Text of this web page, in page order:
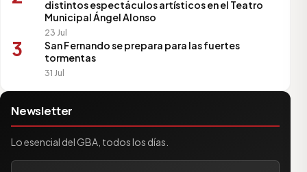
distintos espectáculos artísticos en el Teatro
Municipal Ángel Alonso
23 Jul
3
San Fernando se prepara para las fuertes
tormentas
31 Jul
Newsletter
Lo esencial del GBA, todos los días.
Tu correo electrónico